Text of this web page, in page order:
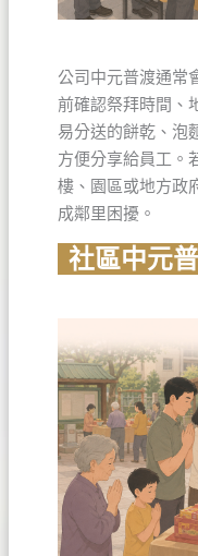
公司中元普渡通常
前確認祭拜時間、
易分送的餅乾、泡
方便分享給員工。
樓、園區或地方政
成鄰里困擾。
社區中元